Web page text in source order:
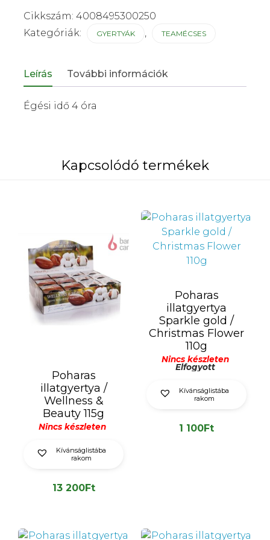
Cikkszám: 4008495300250
Kategóriák:
GYERTYÁK , TEAMÉCSES
Leírás További információk
Égési idő 4 óra
Kapcsolódó termékek
Poharas
illatgyertya /
Wellness &
Beauty 115g
Nincs készleten
Kívánságlistába
rakom
13 200Ft
Poharas
illatgyertya
Sparkle gold /
Christmas Flower
110g
Nincs készleten
Elfogyott
Kívánságlistába
rakom
1 100Ft